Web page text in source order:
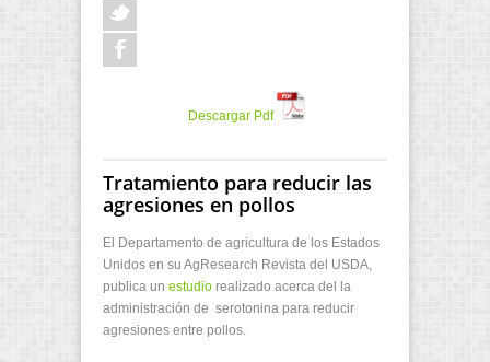
Descargar Pdf
Tratamiento para reducir las
agresiones en pollos
El Departamento de agricultura de los Estados
Unidos en su AgResearch Revista del USDA,
publica un estudio realizado acerca del la
administración de serotonina para reducir
agresiones entre pollos.